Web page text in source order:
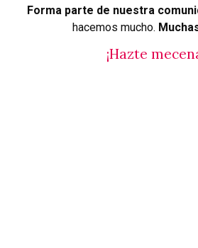
Forma parte de nuestra
hacemos mucho.
¡Hazte